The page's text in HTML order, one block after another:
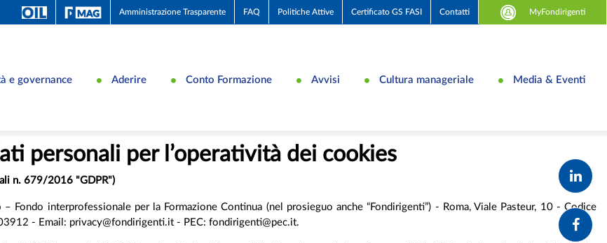
Amministrazione Trasparente FAQ Politiche Attive Certificato GS FASI Contatti MyFondirigenti
e governance Aderire Conto Formazione Avvisi Cultura manageriale Media & Eventi
personali per l’operatività dei cookies
n. 679/2016 "GDPR")
– Fondo interprofessionale per la Formazione Continua (nel prosieguo anche “Fondirigenti”) - Roma, Viale Pasteur, 10 - Codice
- Email: privacy@fondirigenti.it - PEC: fondirigenti@pec.it.